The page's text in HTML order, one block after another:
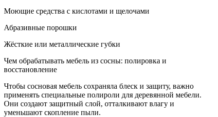
Моющие средства с кислотами и щелочами
Абразивные порошки
Жёсткие или металлические губки
Чем обрабатывать мебель из сосны: полировка и
восстановление
Чтобы сосновая мебель сохраняла блеск и защиту, важно
применять специальные полироли для деревянной мебели.
Они создают защитный слой, отталкивают влагу и
уменьшают скопление пыли.